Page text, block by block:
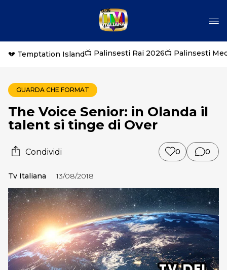
💔 Temptation Island📺 Palinsesti Rai 2026📺 Palinsesti
GUARDA CHE FORMAT
The Voice Senior: in Olanda il
talent si tinge di Over
Condividi 0 0
Tv Italiana 13/08/2018